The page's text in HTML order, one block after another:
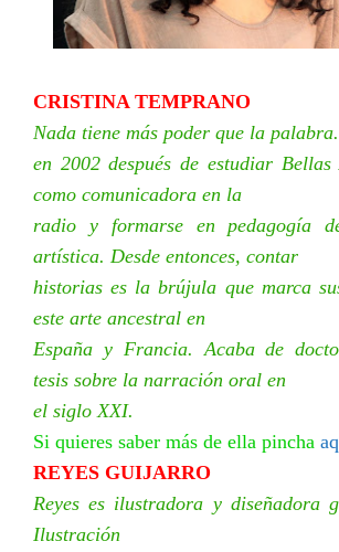
CRISTINA TEMPRANO
Nada tiene más poder que la
en 2002 después de estudiar
como comunicadora en la
radio y formarse en pedagogía
artística. Desde entonces, contar
historias es la brújula que marca
este arte ancestral en
España y Francia. Acaba de
tesis sobre la narración oral en
el siglo XXI.
Si quieres saber más de ella pincha
REYES GUIJARRO
Reyes es ilustradora y diseñadora
Ilustración